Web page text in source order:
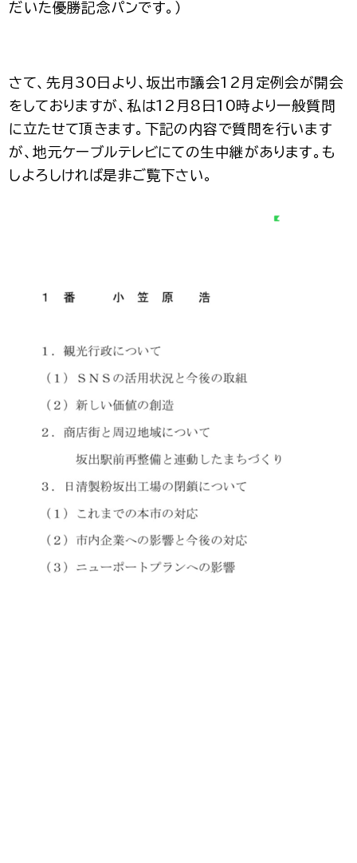
だいた優勝記念パンです。）
さて、先月30日より、坂出市議会12月定例会が開会
をしておりますが、私は12月8日10時より一般質問
に立たせて頂きます。下記の内容で質問を行います
が、地元ケーブルテレビにての生中継があります。も
しよろしければ是非ご覧下さい。